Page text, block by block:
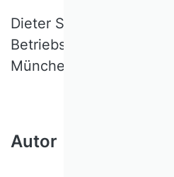
Dieter Schneider,
München/Wien
Autor